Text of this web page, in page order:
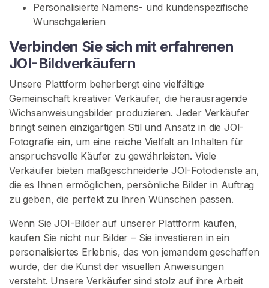
Personalisierte Namens- und kundenspezifische
Wunschgalerien
Verbinden Sie sich mit erfahrenen
JOI-Bildverkäufern
Unsere Plattform beherbergt eine vielfältige
Gemeinschaft kreativer Verkäufer, die herausragende
Wichsanweisungsbilder produzieren. Jeder Verkäufer
bringt seinen einzigartigen Stil und Ansatz in die JOI-
Fotografie ein, um eine reiche Vielfalt an Inhalten für
anspruchsvolle Käufer zu gewährleisten. Viele
Verkäufer bieten maßgeschneiderte JOI-Fotodienste an,
die es Ihnen ermöglichen, persönliche Bilder in Auftrag
zu geben, die perfekt zu Ihren Wünschen passen.
Wenn Sie JOI-Bilder auf unserer Plattform kaufen,
kaufen Sie nicht nur Bilder – Sie investieren in ein
personalisiertes Erlebnis, das von jemandem geschaffen
wurde, der die Kunst der visuellen Anweisungen
versteht. Unsere Verkäufer sind stolz auf ihre Arbeit
K
n
t
e
n
a
n
w
e
i
s